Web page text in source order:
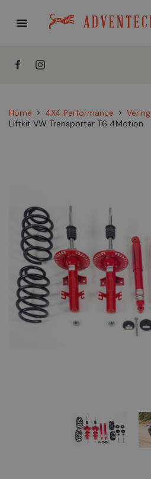

Home chevron_right 4X4 Performance chevron_right Vering
Liftkit VW Transporter T6 4Motion